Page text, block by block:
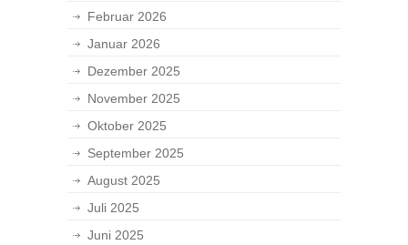
Februar 2026
Januar 2026
Dezember 2025
November 2025
Oktober 2025
September 2025
August 2025
Juli 2025
Juni 2025